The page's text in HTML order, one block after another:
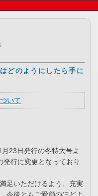
どのようにしたら手に
いて
23日発行の冬特大号よ
発行に変更となっており
足いただけるよう、充実